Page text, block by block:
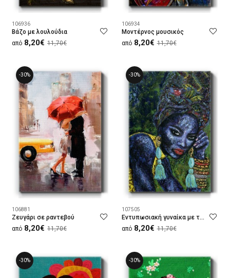
106936
Βάζο με λουλούδια
από 8,20€ 11,70€
106934
Μοντέρνος μουσικός
από 8,20€ 11,70€
-30%
106881
Ζευγάρι σε ραντεβού
από 8,20€ 11,70€
-30%
107505
Εντυπωσιακή γυναίκα με τουρμπάν
από 8,20€ 11,70€
-30% -30%